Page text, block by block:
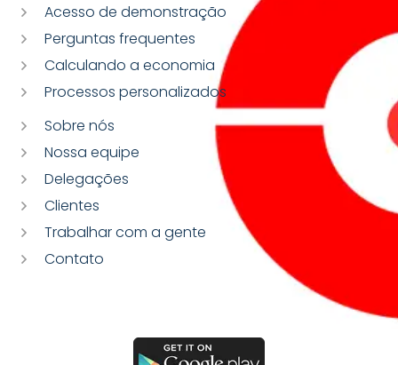
Acesso de demonstração
Perguntas frequentes
Calculando a economia
Processos personalizados
Sobre nós
Nossa equipe
Delegações
Clientes
Trabalhar com a gente
Contato